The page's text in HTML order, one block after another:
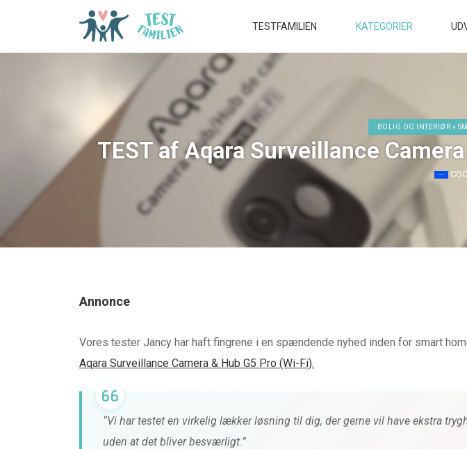
TESTFAMILIEN KATEGORIER
BOLIG OG INTERIØR »
TEST af Aqara Surveillance
Annonce
Vores tester Jancy har haft fingrene i en spændende nyhed inden for smart
Aqara Surveillance Camera & Hub G5 Pro (Wi-Fi).
“Vi har testet en virkelig lækker løsning til dig, der gerne vil have ekstra
uden at det bliver besværligt.”